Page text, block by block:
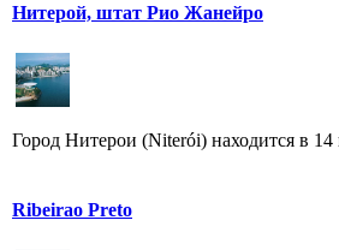
Нитерой, штат Рио Жанейро
Город Нитерои (Niterói) находится в
Ribeirao Preto